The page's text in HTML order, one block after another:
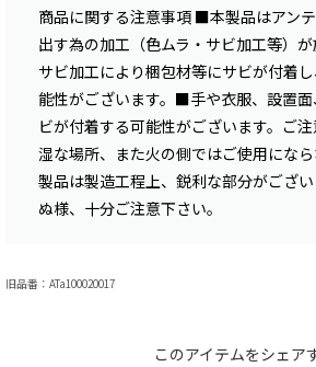
商品に関する注意事項 ■本製品はアン
出す為の加工（色ムラ・サビ加工等）
サビ加工により梱包材等にサビが付着
能性がございます。■手や衣服、設置
ビが付着する可能性がございます。ご
湿な場所、また火の側ではご使用にな
製品は製造工程上、鋭利な部分がござ
ぬ様、十分ご注意下さい。
旧品番：ATa100020017
このアイテムをシェア